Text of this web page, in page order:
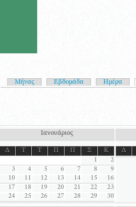
Πρωτεύουσες καρτέλες
Μήνας Εβδομάδα Ημέρα
Ιανουάριος
Δ Τ Τ Π Π Σ
Κ
1
2
3
4 5 6 7 8
9
10
11 12 13 14 15
16
17
18 19 20 21 22
23
24
25 26 27 28 29 30
Δ